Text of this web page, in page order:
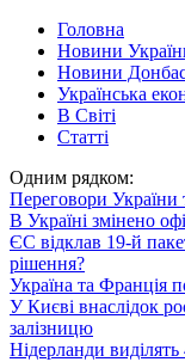
Головна
Новини
Новини
Українська
В Світі
Статті
Одним рядком:
Переговори
В Україні змінено
ЄС відклав 19-й
рішення?
Україна та Франція
У Києві внаслідок
залізницю
Нідерланди